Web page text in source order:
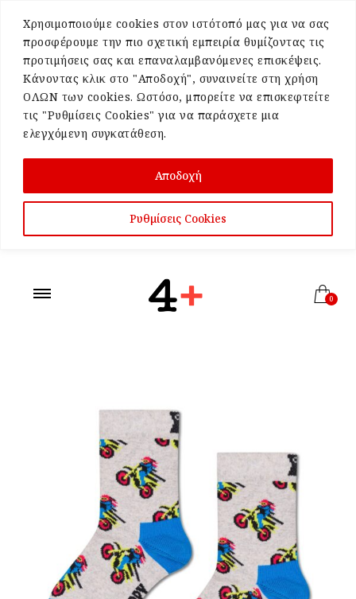
Χρησιμοποιούμε cookies στον ιστότοπό μας για να σας
προσφέρουμε την πιο σχετική εμπειρία θυμίζοντας τις
προτιμήσεις σας και επαναλαμβανόμενες επισκέψεις.
Κάνοντας κλικ στο "Αποδοχή", συναινείτε στη χρήση
ΟΛΩΝ των cookies. Ωστόσο, μπορείτε να επισκεφτείτε
τις "Ρυθμίσεις Cookies" για να παράσχετε μια
ελεγχόμενη συγκατάθεση.
Ρυθμίσεις Cookies
Αποδοχή
0